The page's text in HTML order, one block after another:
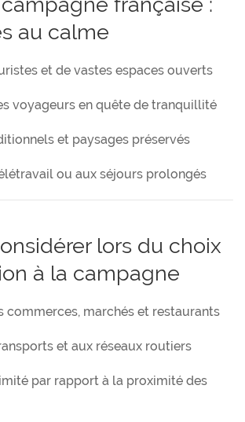
au calme
et de vastes espaces ouverts
voyageurs en quête de tranquillité
et paysages préservés
ou aux séjours prolongés
lors du choix
à la campagne
commerces, marchés et restaurants
et aux réseaux routiers
par rapport à la proximité des